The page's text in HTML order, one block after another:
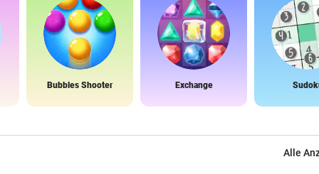
Bubbles Shooter Exchange
Alle